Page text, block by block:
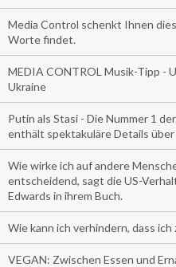
Media Control schenkt Ihnen
Worte findet.
MEDIA CONTROL Musik-Tipp -
Ukraine
Putin als Stasi - Die Nummer 1
enthält spektakuläre Details
Wie wirke ich auf andere
entscheidend, sagt die US-
Edwards in ihrem Buch.
Wie kann ich verhindern, dass ich
VEGAN: Zwischen Essen und